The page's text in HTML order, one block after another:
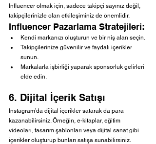
Influencer olmak için, sadece takipçi sayınız değil,
takipçilerinizle olan etkileşiminiz de önemlidir.
Influencer Pazarlama Stratejileri:
Kendi markanızı oluşturun ve bir niş alan seçin.
Takipçilerinize güvenilir ve faydalı içerikler
sunun.
Markalarla işbirliği yaparak sponsorluk gelirleri
elde edin.
6. Dijital İçerik Satışı
Instagram’da dijital içerikler satarak da para
kazanabilirsiniz. Örneğin, e-kitaplar, eğitim
videoları, tasarım şablonları veya dijital sanat gibi
içerikler oluşturup bunları satışa sunabilirsiniz.